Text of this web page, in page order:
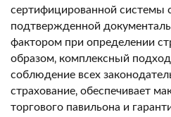
сертифицированной системы
подтвержденной
фактором при определении
образом‚ комплексный
соблюдение всех
страхование‚ обеспечивает
торгового павильона и